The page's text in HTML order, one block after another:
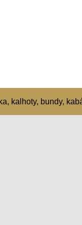
kalhoty, bundy,